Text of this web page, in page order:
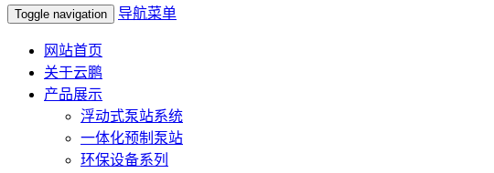
Toggle navigation 导航菜单
网站首页
关于云鹏
产品展示
浮动式泵站系统
一体化预制泵站
环保设备系列